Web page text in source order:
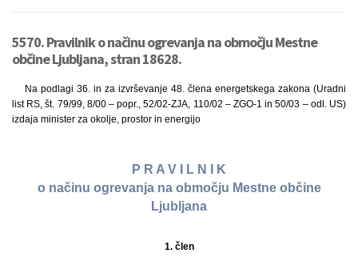
5570. Pravilnik o načinu ogrevanja na območju Mestne
občine Ljubljana, stran 18628.
Na podlagi 36. in za izvrševanje 48. člena energetskega zakona (Uradni
list RS, št. 79/99, 8/00 – popr., 52/02-ZJA, 110/02 – ZGO-1 in 50/03 – odl. US)
izdaja minister za okolje, prostor in energijo
P R A V I L N I K
o načinu ogrevanja na območju Mestne občine
Ljubljana
1. člen